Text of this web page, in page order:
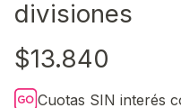
divisiones
$13.840
Cuotas SIN interés